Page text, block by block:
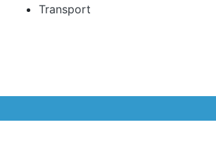
Transport